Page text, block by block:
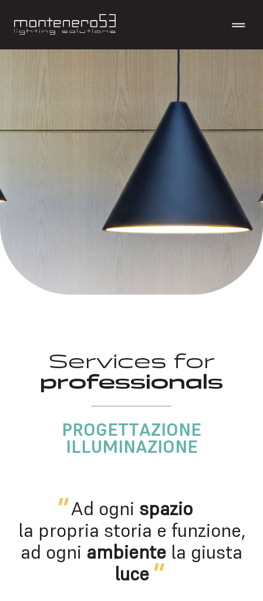
Services for
professionals
PROGETTAZIONE
ILLUMINAZIONE
Ad ogni spazio
la propria storia e funzione,
ad ogni ambiente la giusta
luce